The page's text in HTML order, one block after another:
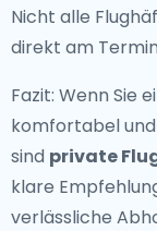
Nicht alle
direkt am
Fazit: Wenn Sie
komfortabel
sind private
klare
verlässliche